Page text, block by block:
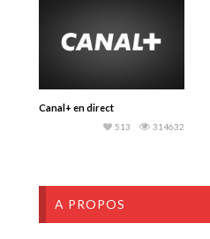
Canal+ en direct
314632
513
A PROPOS